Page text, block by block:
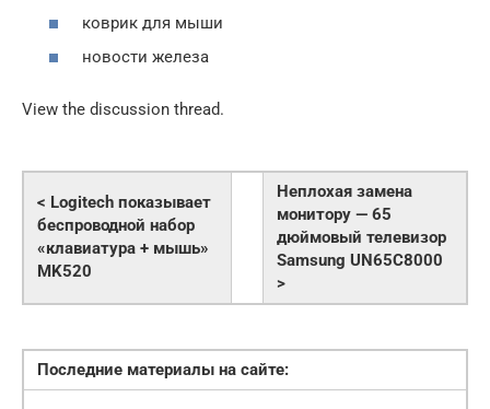
коврик для мыши
новости железа
View the discussion thread.
< Logitech показывает
беспроводной набор
«клавиатура + мышь»
MK520
Неплохая замена
монитору — 65
дюймовый телевизор
Samsung UN65C8000
>
Последние материалы на сайте: